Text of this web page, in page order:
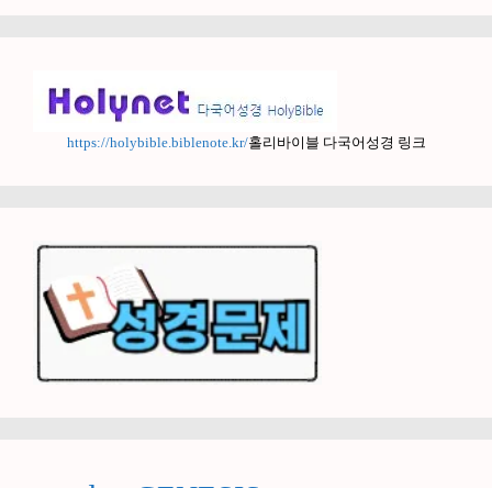
https://holybible.biblenote.kr/홀리바이블 다국어성경 링크